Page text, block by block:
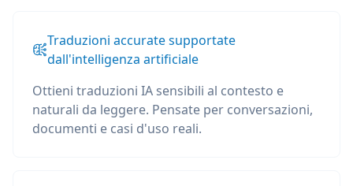
Traduzioni accurate supportate
dall'intelligenza artificiale
Ottieni traduzioni IA sensibili al contesto e
naturali da leggere. Pensate per conversazioni,
documenti e casi d'uso reali.